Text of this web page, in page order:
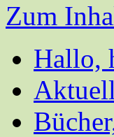
Zum
Hallo,